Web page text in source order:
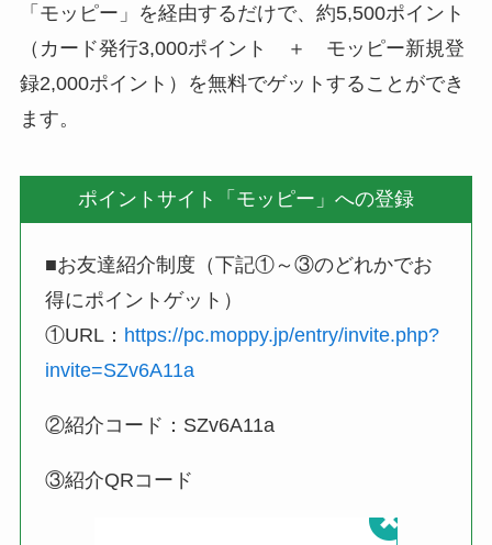
「モッピー」を経由するだけで、約5,500ポイント
（カード発行3,000ポイント ＋ モッピー新規登
録2,000ポイント）を無料でゲットすることができ
ます。
ポイントサイト「モッピー」への登録
■お友達紹介制度（下記①～③のどれかでお
得にポイントゲット）
①URL： https://pc.moppy.jp/entry/invite.php?
invite=SZv6A11a
②紹介コード：SZv6A11a
③紹介QRコード